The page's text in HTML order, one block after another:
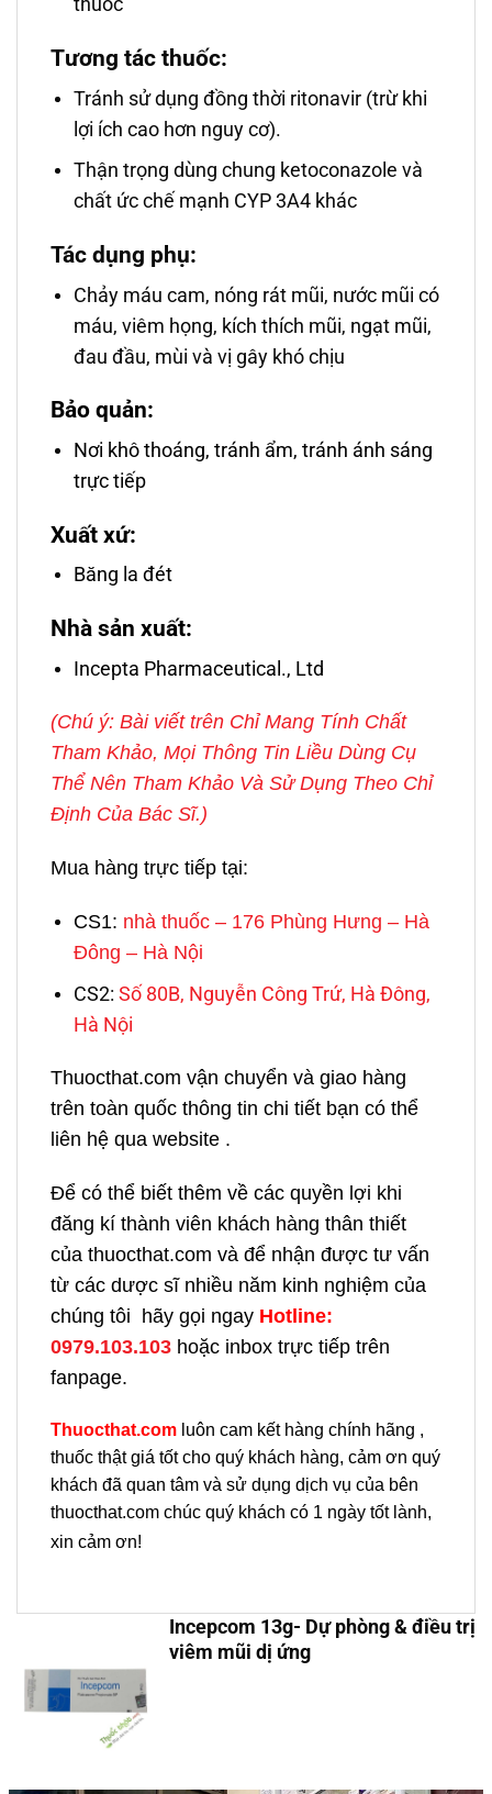
thuốc
Tương tác thuốc:
Tránh sử dụng đồng thời ritonavir (trừ khi
lợi ích cao hơn nguy cơ).
Thận trọng dùng chung ketoconazole và
chất ức chế mạnh CYP 3A4 khác
Tác dụng phụ:
Chảy máu cam, nóng rát mũi, nước mũi có
máu, viêm họng, kích thích mũi, ngạt mũi,
đau đầu, mùi và vị gây khó chịu
Bảo quản:
Nơi khô thoáng, tránh ẩm, tránh ánh sáng
trực tiếp
Xuất xứ:
Băng la đét
Nhà sản xuất:
Incepta Pharmaceutical., Ltd
(Chú ý: Bài viết trên Chỉ Mang Tính Chất
Tham Khảo, Mọi Thông Tin Liều Dùng Cụ
Thể Nên Tham Khảo Và Sử Dụng Theo Chỉ
Định Của Bác Sĩ.)
Mua hàng trực tiếp tại:
CS1: nhà thuốc – 176 Phùng Hưng – Hà
Đông – Hà Nội
CS2: Số 80B, Nguyễn Công Trứ, Hà Đông,
Hà Nội
Thuocthat.com vận chuyển và giao hàng
trên toàn quốc thông tin chi tiết bạn có thể
liên hệ qua website .
Để có thể biết thêm về các quyền lợi khi
đăng kí thành viên khách hàng thân thiết
của thuocthat.com và để nhận được tư vấn
từ các dược sĩ nhiều năm kinh nghiệm của
chúng tôi hãy gọi ngay Hotline:
0979.103.103 hoặc inbox trực tiếp trên
fanpage.
Thuocthat.com luôn cam kết hàng chính hãng ,
thuốc thật giá tốt cho quý khách hàng, cảm ơn quý
khách đã quan tâm và sử dụng dịch vụ của bên
thuocthat.com chúc quý khách có 1 ngày tốt lành,
xin cảm ơn!
Incepcom 13g- Dự phòng & điều trị
viêm mũi dị ứng